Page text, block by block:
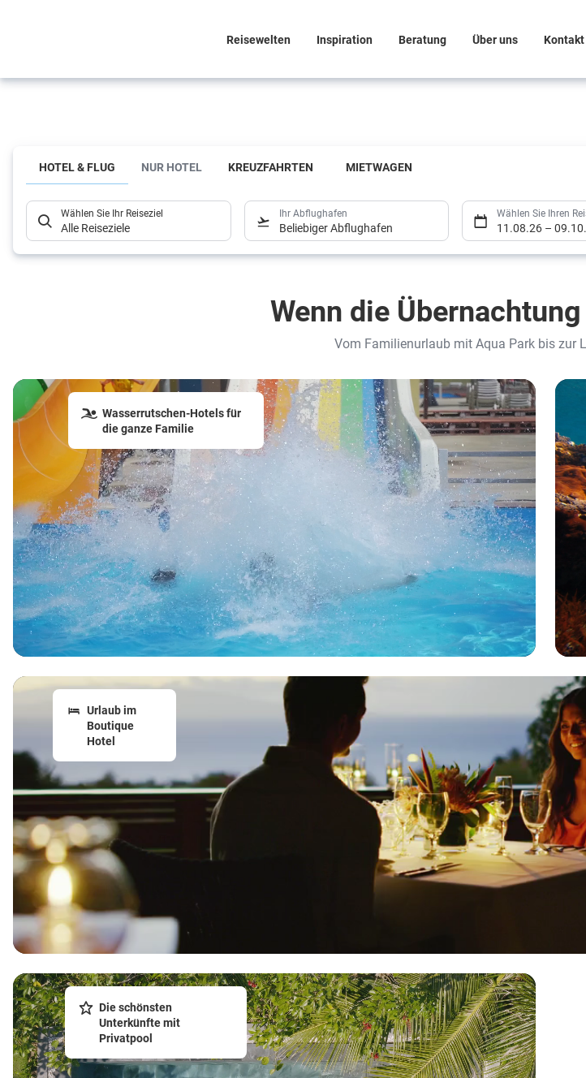
Reisewelten Inspiration Beratung Über uns Kontakt
Hier
kommen
unsere
HOTEL & FLUG NUR HOTEL KREUZFAHRTEN MIETWAGEN
Wählen Sie Ihr Reiseziel
Alle Reiseziele
Ihr Abflughafen
Beliebiger Abflughafen
Wählen Sie Ihren
11.08.26 –
Wenn die
Vom Familienurlaub mit Aqua Park bis zur
Wasserrutschen-Hotels für
die ganze Familie
Urlaub im
Boutique
Hotel
Die schönsten
Unterkünfte mit
Privatpool